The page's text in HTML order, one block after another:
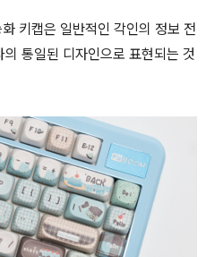
키캡은 일반적인 각인의 정보 전
통일된 디자인으로 표현되는 것